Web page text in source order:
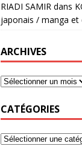
RIADI SAMIRdans
japonais / manga et
ARCHIVES
CATÉGORIES